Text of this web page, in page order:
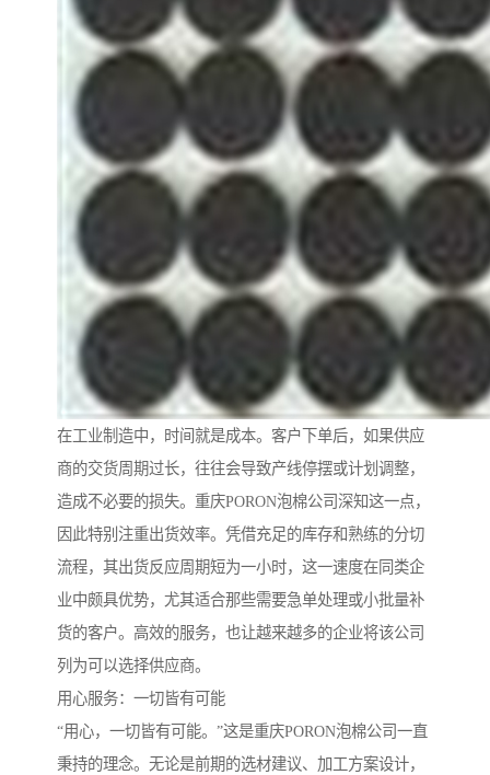
在工业制造中，时间就是成本。客户下单后，如果供应
商的交货周期过长，往往会导致产线停摆或计划调整，
造成不必要的损失。重庆PORON泡棉公司深知这一点，
因此特别注重出货效率。凭借充足的库存和熟练的分切
流程，其出货反应周期短为一小时，这一速度在同类企
业中颇具优势，尤其适合那些需要急单处理或小批量补
货的客户。高效的服务，也让越来越多的企业将该公司
列为可以选择供应商。
用心服务：一切皆有可能
“用心，一切皆有可能。”这是重庆PORON泡棉公司一直
秉持的理念。无论是前期的选材建议、加工方案设计，